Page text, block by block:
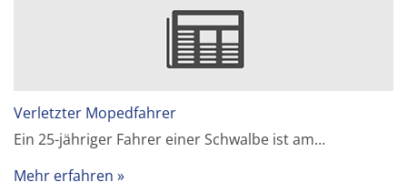
Verletzter Mopedfahrer
Ein 25-jähriger Fahrer einer Schwalbe ist am…
Mehr erfahren